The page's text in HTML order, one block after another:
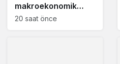
makroekonomik
istikrar açıklaması
20 saat önce